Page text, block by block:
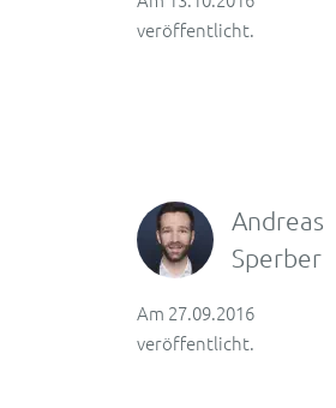
veröffentlicht.
Andreas
Sperber
Am 27.09.2016
veröffentlicht.